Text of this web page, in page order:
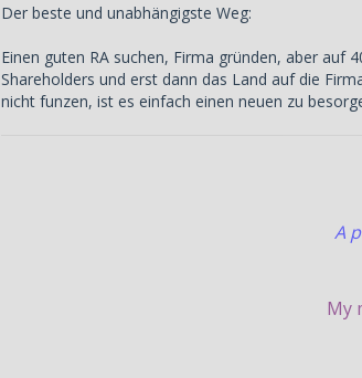
Der beste und unabhängigste Weg:
Einen guten RA suchen, Firma gründen, aber auf
Shareholders und erst dann das Land auf die
nicht funzen, ist es einfach einen neuen zu
A
My